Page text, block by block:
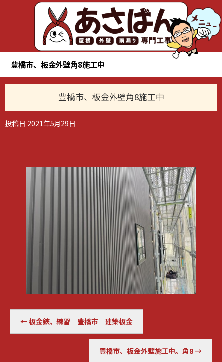
豊橋市、板金外壁角8施工中
豊橋市、板金外壁角8施工中
投稿日 2021年5月29日
←板金鋏、練習 豊橋市 建築板金
豊橋市、板金外壁施工中。角8→